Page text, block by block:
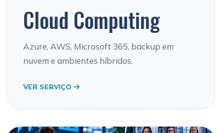
Cloud Computing
Azure, AWS, Microsoft 365, backup em
nuvem e ambientes híbridos.
VER SERVIÇO